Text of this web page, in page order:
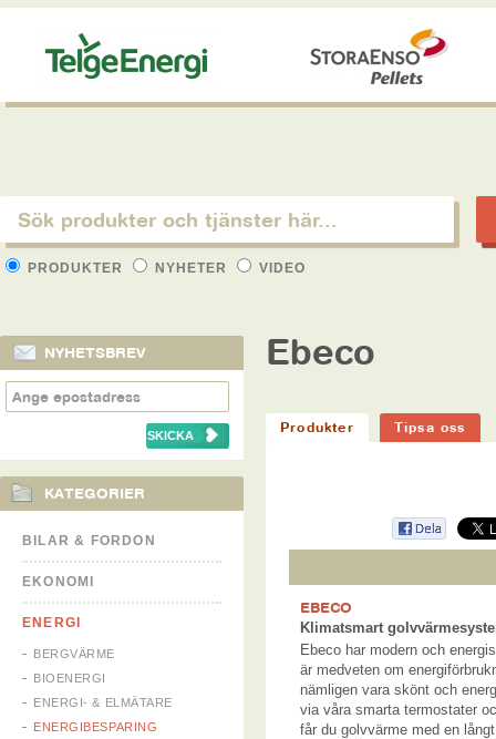
PRODUKTER NYHETER VIDEO
NYHETSBREV
KATEGORIER
BILAR & FORDON
EKONOMI
ENERGI
BERGVÄRME
BIOENERGI
ENERGI- & ELMÄTARE
ENERGIBESPARING
Ebeco
Produkter Tipsa oss
EBECO
Klimatsmart
Ebeco har modern och
är medveten om
nämligen vara skönt och
via våra smarta termostater
får du golvvärme med en